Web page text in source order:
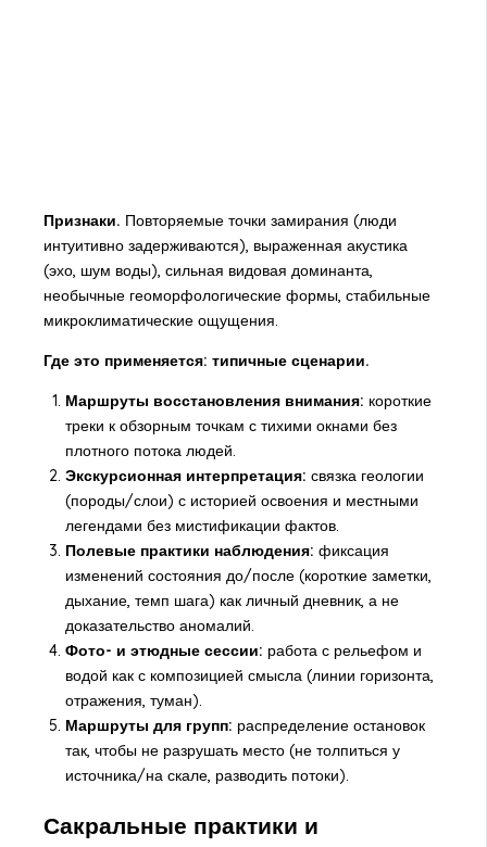
Признаки. Повторяемые точки замирания (люди
интуитивно задерживаются), выраженная акустика
(эхо, шум воды), сильная видовая доминанта,
необычные геоморфологические формы, стабильные
микроклиматические ощущения.
Где это применяется: типичные сценарии.
Маршруты восстановления внимания: короткие
треки к обзорным точкам с тихими окнами без
плотного потока людей.
Экскурсионная интерпретация: связка геологии
(породы/слои) с историей освоения и местными
легендами без мистификации фактов.
Полевые практики наблюдения: фиксация
изменений состояния до/после (короткие заметки,
дыхание, темп шага) как личный дневник, а не
доказательство аномалий.
Фото- и этюдные сессии: работа с рельефом и
водой как с композицией смысла (линии горизонта,
отражения, туман).
Маршруты для групп: распределение остановок
так, чтобы не разрушать место (не толпиться у
источника/на скале, разводить потоки).
Сакральные практики и